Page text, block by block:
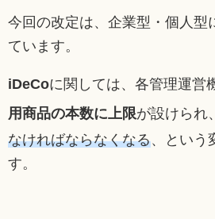
今回の改定は、企業型・個人型
ています。
iDeCoに関しては、各管理運営
用商品の本数に上限が設けられ、
なければならなくなる、という
す。